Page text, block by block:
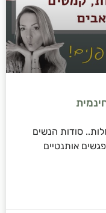
סודות הנשים
אותנטיים